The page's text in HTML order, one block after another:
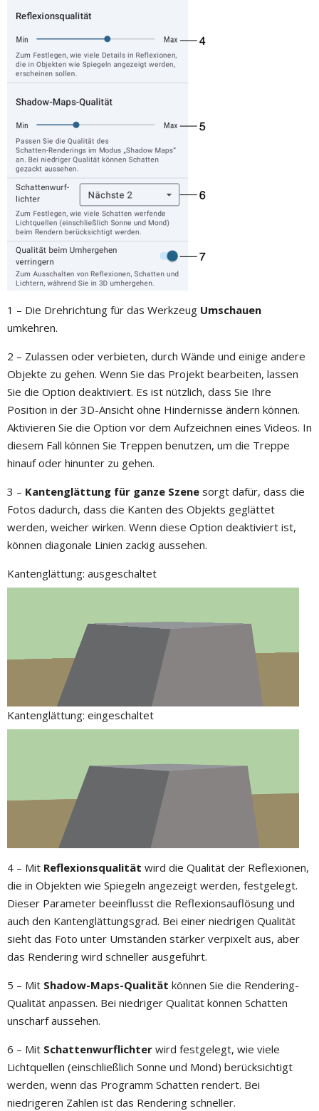
1 – Die Drehrichtung für das Werkzeug Umschauen
umkehren.
2 – Zulassen oder verbieten, durch Wände und einige andere
Objekte zu gehen. Wenn Sie das Projekt bearbeiten, lassen
Sie die Option deaktiviert. Es ist nützlich, dass Sie Ihre
Position in der 3D-Ansicht ohne Hindernisse ändern können.
Aktivieren Sie die Option vor dem Aufzeichnen eines Videos. In
diesem Fall können Sie Treppen benutzen, um die Treppe
hinauf oder hinunter zu gehen.
3 – Kantenglättung für ganze Szene sorgt dafür, dass die
Fotos dadurch, dass die Kanten des Objekts geglättet
werden, weicher wirken. Wenn diese Option deaktiviert ist,
können diagonale Linien zackig aussehen.
Kantenglättung: ausgeschaltet
Kantenglättung: eingeschaltet
4 – Mit Reflexionsqualität wird die Qualität der Reflexionen,
die in Objekten wie Spiegeln angezeigt werden, festgelegt.
Dieser Parameter beeinflusst die Reflexionsauflösung und
auch den Kantenglättungsgrad. Bei einer niedrigen Qualität
sieht das Foto unter Umständen stärker verpixelt aus, aber
das Rendering wird schneller ausgeführt.
5 – Mit Shadow-Maps-Qualität können Sie die Rendering-
Qualität anpassen. Bei niedriger Qualität können Schatten
unscharf aussehen.
6 – Mit Schattenwurflichter wird festgelegt, wie viele
Lichtquellen (einschließlich Sonne und Mond) berücksichtigt
werden, wenn das Programm Schatten rendert. Bei
niedrigeren Zahlen ist das Rendering schneller.